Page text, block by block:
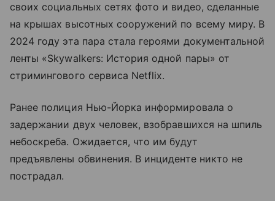
своих социальных сетях фото и видео, сделанные
на крышах высотных сооружений по всему миру. В
2024 году эта пара стала героями документальной
ленты «Skywalkers: История одной пары» от
стримингового сервиса Netflix.
Ранее полиция Нью-Йорка информировала о
задержании двух человек, взобравшихся на шпиль
небоскреба. Ожидается, что им будут
предъявлены обвинения. В инциденте никто не
пострадал.